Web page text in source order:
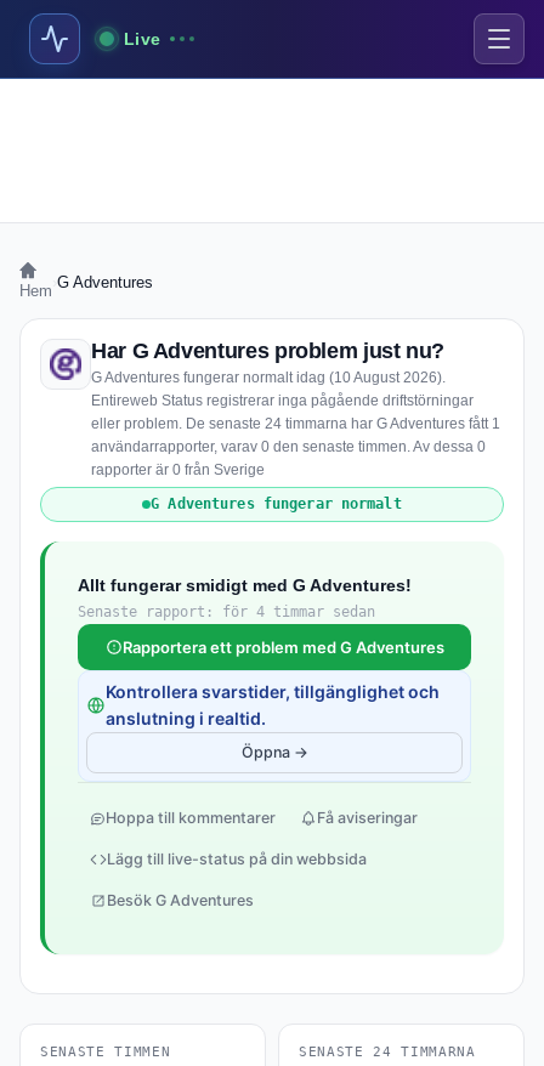
Live
Hem G Adventures
Har G Adventures problem just nu?
G Adventures fungerar normalt idag (10 August 2026).
Entireweb Status registrerar inga pågående driftstörningar
eller problem. De senaste 24 timmarna har G Adventures fått 1
användarrapporter, varav 0 den senaste timmen. Av dessa 0
rapporter är 0 från Sverige
G Adventures fungerar normalt
Allt fungerar smidigt med G Adventures!
Senaste rapport: för 4 timmar sedan
Rapportera ett problem med G Adventures
Kontrollera svarstider, tillgänglighet och
anslutning i realtid.
Öppna →
Hoppa till kommentarer Få aviseringar
Lägg till live-status på din webbsida
Besök G Adventures
SENASTE TIMMEN SENASTE 24 TIMMARNA